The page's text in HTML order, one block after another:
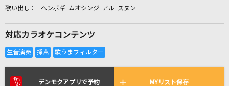
全国りれき
リアルタイムで歌われている曲の一覧
ヘンボギ ムオシンジ アル スヌン
対応カラオケコンテンツ
デンモクアプリで予約 MYリスト保存